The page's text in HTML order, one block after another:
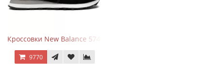
Кроссовки New Balance 574 Evergreen Black
9770